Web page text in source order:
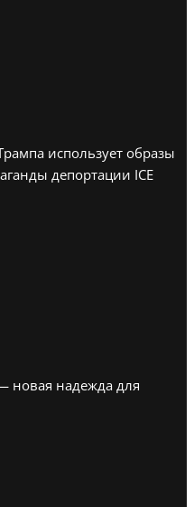
использует образы
депортации ICE
новая надежда для